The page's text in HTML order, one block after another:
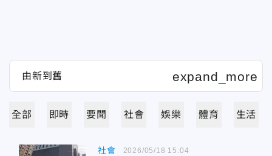
全部 即時 要聞 社會 娛樂 體育 生活
社會 2026/05/18 15:04